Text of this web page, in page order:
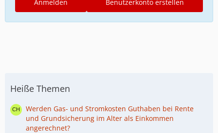
Benutzerkonto erstellen
Anmelden
Heiße Themen
Werden Gas- und Stromkosten Guthaben bei Rente
und Grundsicherung im Alter als Einkommen
angerechnet?